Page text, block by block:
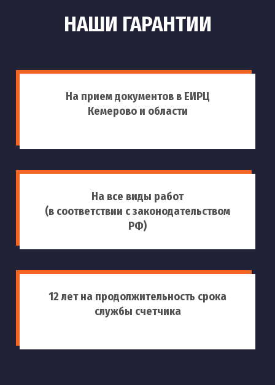
НАШИ ГАРАНТИИ
На прием документов в ЕИРЦ
Кемерово и области
На все виды работ
(в соответствии с законодательством
РФ)
12 лет на продолжительность срока
службы счетчика